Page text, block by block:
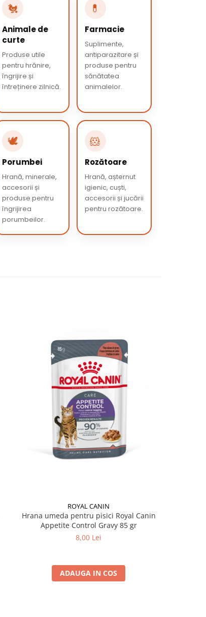
🐔
Animale de
curte
Produse utile
pentru hrănire,
îngrijire și
întreținere zilnică.
💊
Farmacie
Suplimente,
antiparazitare și
produse pentru
sănătatea
animalelor.
🕊️
Porumbei
Hrană, minerale,
accesorii și
produse pentru
îngrijirea
porumbeilor.
🐹
Rozătoare
Hrană, așternut
igienic, cuști,
accesorii și jucării
pentru rozătoare.
ROYAL CANIN
Hrana umeda pentru pisici Royal Canin
Appetite Control Gravy 85 gr
8,00 Lei
ADAUGA IN COS